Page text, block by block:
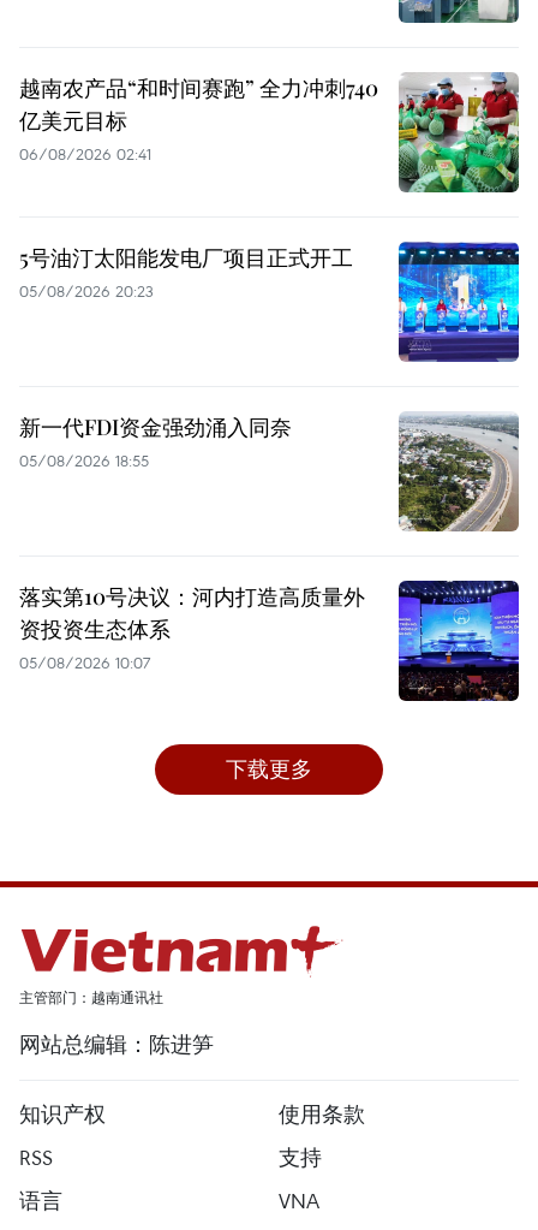
越南农产品“和时间赛跑” 全力冲刺740
亿美元目标
06/08/2026 02:41
5号油汀太阳能发电厂项目正式开工
05/08/2026 20:23
新一代FDI资金强劲涌入同奈
05/08/2026 18:55
落实第10号决议：河内打造高质量外
资投资生态体系
05/08/2026 10:07
下载更多
主管部门：越南通讯社
网站总编辑：陈进笋
知识产权
使用条款
RSS
支持
语言
VNA